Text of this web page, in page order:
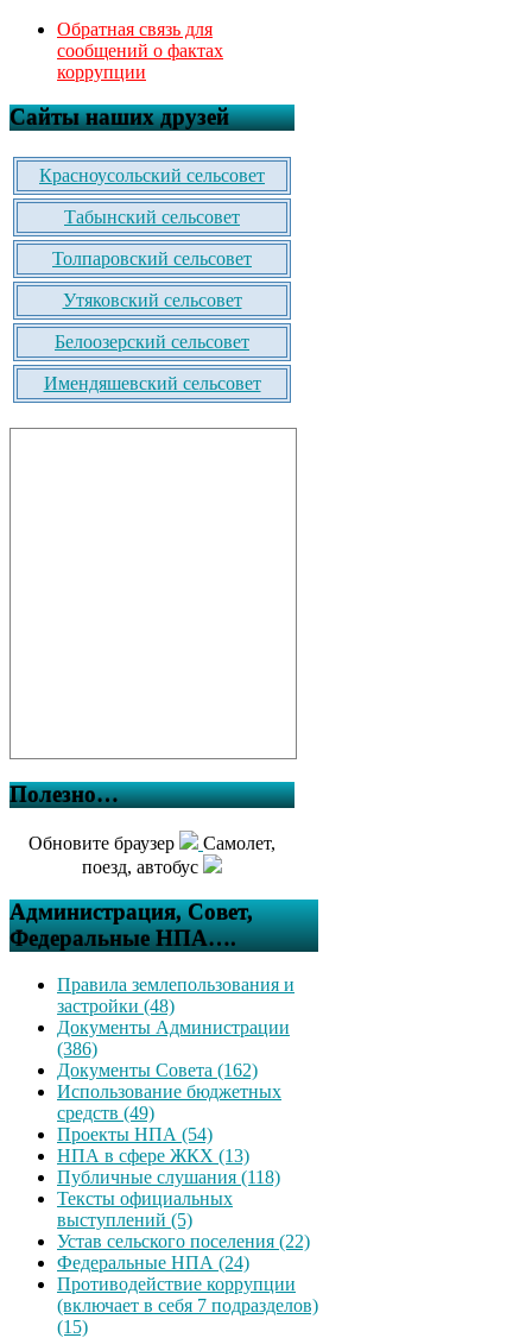
Обратная связь для
сообщений о фактах
коррупции
Сайты наших друзей
Красноусольский сельсовет
Табынский сельсовет
Толпаровский сельсовет
Утяковский сельсовет
Белоозерский сельсовет
Имендяшевский сельсовет
Полезно…
Обновите браузер
Самолет,
поезд, автобус
Администрация, Совет,
Федеральные НПА….
Правила землепользования и
застройки (48)
Документы Администрации
(386)
Документы Совета (162)
Использование бюджетных
средств (49)
Проекты НПА (54)
НПА в сфере ЖКХ (13)
Публичные слушания (118)
Тексты официальных
выступлений (5)
Устав сельского поселения (22)
Федеральные НПА (24)
Противодействие коррупции
(включает в себя 7 подразделов)
(15)